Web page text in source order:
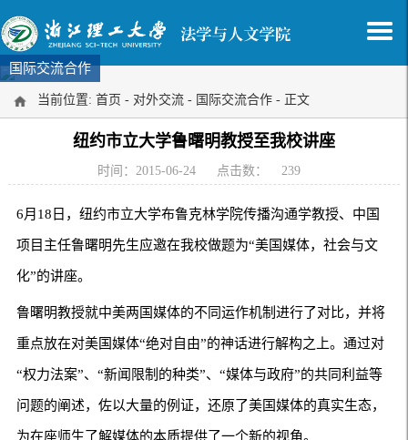
国际交流合作
当前位置: 首页 - 对外交流 - 国际交流合作 - 正文
纽约市立大学鲁曙明教授至我校讲座
时间：2015-06-24 点击数： 239
6月18日，纽约市立大学布鲁克林学院传播沟通学教授、中国
项目主任鲁曙明先生应邀在我校做题为“美国媒体，社会与文
化”的讲座。
鲁曙明教授就中美两国媒体的不同运作机制进行了对比，并将
重点放在对美国媒体“绝对自由”的神话进行解构之上。通过对
“权力法案”、“新闻限制的种类”、“媒体与政府”的共同利益等
问题的阐述，佐以大量的例证，还原了美国媒体的真实生态，
为在座师生了解媒体的本质提供了一个新的视角。